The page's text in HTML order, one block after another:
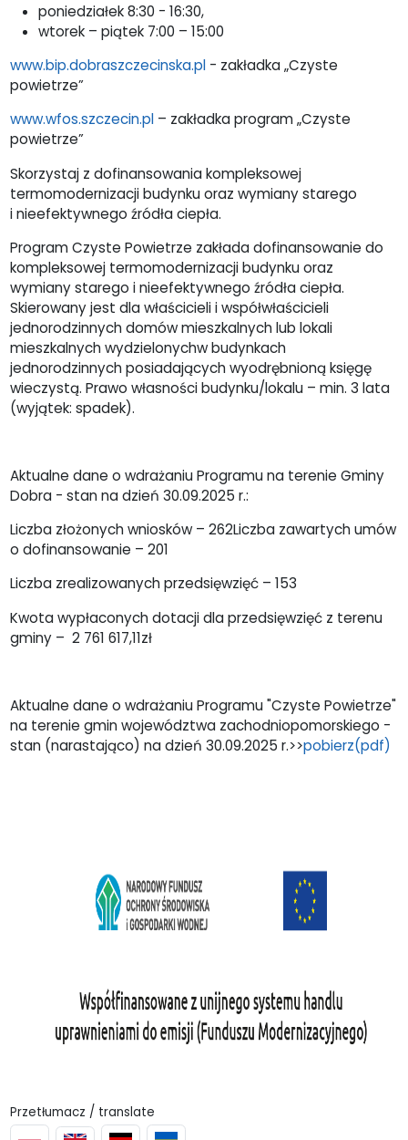
poniedziałek 8:30 - 16:30,
wtorek – piątek 7:00 – 15:00
www.bip.dobraszczecinska.pl - zakładka „Czyste
powietrze”
www.wfos.szczecin.pl – zakładka program „Czyste
powietrze”
Skorzystaj z dofinansowania kompleksowej
termomodernizacji budynku oraz wymiany starego
i nieefektywnego źródła ciepła.
Program Czyste Powietrze zakłada dofinansowanie do
kompleksowej termomodernizacji budynku oraz
wymiany starego i nieefektywnego źródła ciepła.
Skierowany jest dla właścicieli i współwłaścicieli
jednorodzinnych domów mieszkalnych lub lokali
mieszkalnych wydzielonychw budynkach
jednorodzinnych posiadających wyodrębnioną księgę
wieczystą. Prawo własności budynku/lokalu – min. 3 lata
(wyjątek: spadek).
Aktualne dane o wdrażaniu Programu na terenie Gminy
Dobra - stan na dzień 30.09.2025 r.:
Liczba złożonych wniosków – 262Liczba zawartych umów
o dofinansowanie – 201
Liczba zrealizowanych przedsięwzięć – 153
Kwota wypłaconych dotacji dla przedsięwzięć z terenu
gminy – 2 761 617,11zł
Aktualne dane o wdrażaniu Programu "Czyste Powietrze"
na terenie gmin województwa zachodniopomorskiego -
stan (narastająco) na dzień 30.09.2025 r.>>pobierz(pdf)
Przetłumacz / translate